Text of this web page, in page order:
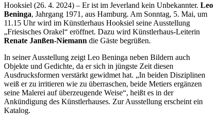
Hooksiel (26. 4. 2024) – Er ist im Jeverland kein Unbekannter. Leo
Beninga, Jahrgang 1971, aus Hamburg. Am Sonntag, 5. Mai, um
11.15 Uhr wird im Künstlerhaus Hooksiel seine Ausstellung
„Friesisches Orakel“ eröffnet. Dazu wird Künstlerhaus-Leiterin
Renate Janßen-Niemann die Gäste begrüßen.
In seiner Ausstellung zeigt Leo Beninga neben Bildern auch
Objekte und Gedichte, da er sich in jüngste Zeit diesen
Ausdrucksformen verstärkt gewidmet hat. „In beiden Disziplinen
weiß er zu irritieren wie zu überraschen, beide Metiers ergänzen
seine Malerei auf überzeugende Weise“, heißt es in der
Ankündigung des Künstlerhauses. Zur Ausstellung erscheint ein
Katalog.